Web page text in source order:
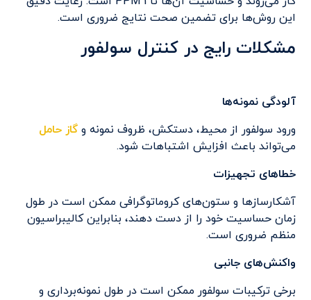
این روش‌ها برای تضمین صحت نتایج ضروری است.
مشکلات رایج در کنترل سولفور
آلودگی نمونه‌ها
ورود سولفور از محیط، دستکش، ظروف نمونه وگاز حامل
می‌تواند باعث افزایش اشتباهات شود.
خطاهای تجهیزات
آشکارسازها و ستون‌های کروماتوگرافی ممکن است در طول
زمان حساسیت خود را از دست دهند، بنابراین کالیبراسیون
منظم ضروری است.
واکنش‌های جانبی
برخی ترکیبات سولفور ممکن است در طول نمونه‌برداری و